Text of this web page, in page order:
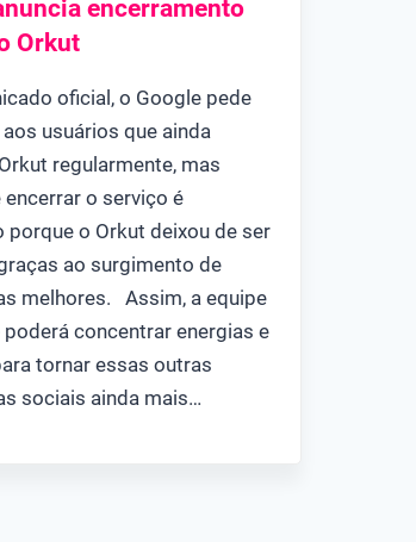
encerramento
Orkut
oficial, o Google pede
usuários que ainda
regularmente, mas
encerrar o serviço é
porque o Orkut deixou de ser
ao surgimento de
melhores. Assim, a equipe
concentrar energias e
tornar essas outras
sociais ainda mais…